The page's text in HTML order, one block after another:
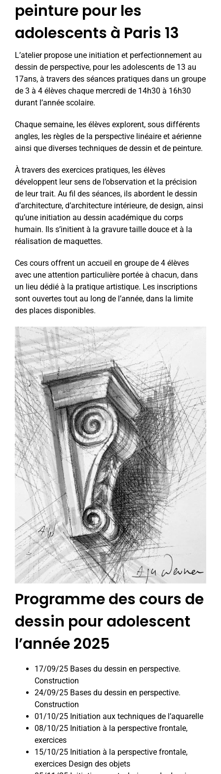
peinture pour les
adolescents à Paris 13
L’atelier propose une initiation et perfectionnement au
dessin de perspective, pour les adolescents de 13 au
17ans, à travers des séances pratiques dans un groupe
de 3 à 4 élèves chaque mercredi de 14h30 à 16h30
durant l’année scolaire.
Chaque semaine, les élèves explorent, sous différents
angles, les règles de la perspective linéaire et aérienne
ainsi que diverses techniques de dessin et de peinture.
À travers des exercices pratiques, les élèves
développent leur sens de l’observation et la précision
de leur trait. Au fil des séances, ils abordent le dessin
d’architecture, d’architecture intérieure, de design, ainsi
qu’une initiation au dessin académique du corps
humain. Ils s’initient à la gravure taille douce et à la
réalisation de maquettes.
Ces cours offrent un accueil en groupe de 4 élèves
avec une attention particulière portée à chacun, dans
un lieu dédié à la pratique artistique. Les inscriptions
sont ouvertes tout au long de l’année, dans la limite
des places disponibles.
Programme des cours de
dessin pour adolescent
l’année 2025
17/09/25 Bases du dessin en perspective.
Construction
24/09/25 Bases du dessin en perspective.
Construction
01/10/25 Initiation aux techniques de l’aquarelle
08/10/25 Initiation à la perspective frontale,
exercices
15/10/25 Initiation à la perspective frontale,
exercices Design des objets